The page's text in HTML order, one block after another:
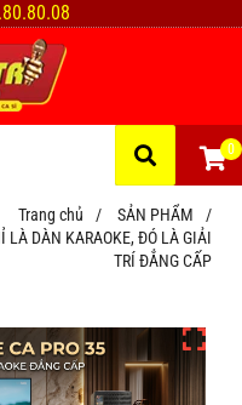
0
Trang chủ / SẢN PHẨM
/
DÀN KARAOKE, ĐÓ LÀ GIẢI
TRÍ ĐẲNG CẤP